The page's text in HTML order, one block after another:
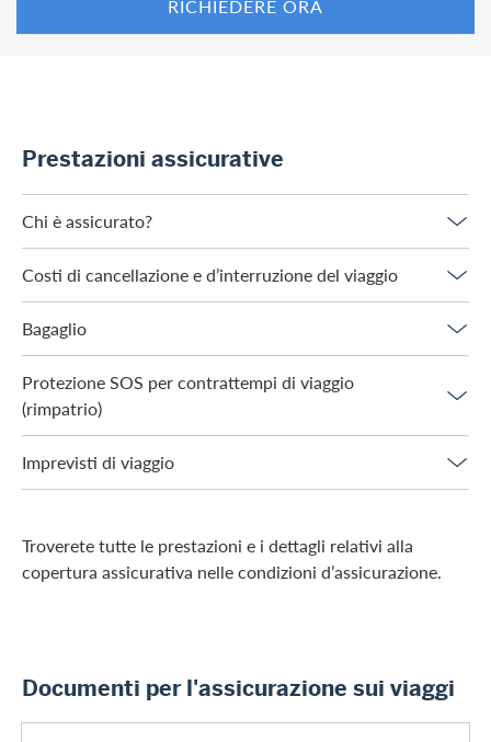
RICHIEDERE ORA
Prestazioni assicurative
Chi è assicurato?
Costi di cancellazione e d’interruzione del viaggio
Bagaglio
Protezione SOS per contrattempi di viaggio
(rimpatrio)
Imprevisti di viaggio
Troverete tutte le prestazioni e i dettagli relativi alla
copertura assicurativa nelle condizioni d’assicurazione.
Documenti per l'assicurazione sui viaggi